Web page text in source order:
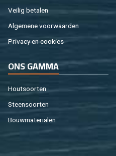
Vei­lig be­ta­len
Al­ge­me­ne voor­waar­den
Pri­va­cy en coo­kies
ONS GAMMA
Hout­soor­ten
Steen­soor­ten
Bouw­ma­te­ri­a­len